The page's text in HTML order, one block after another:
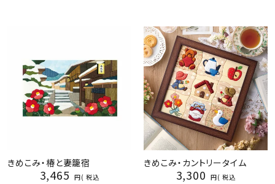
きめこみ・椿と妻籠宿
3,465 税込
きめこみ・カントリータイム
3,300 税込